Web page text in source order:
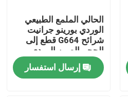
الحالي الملمع الطبيعي
الوردي بورينو جرانيت
شرائح G664 قطع إلى
الحجم الصين الوردي
البورنو روزا الأسعار
إرسال استفسار